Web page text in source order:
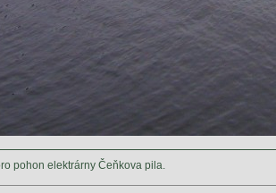
pohon elektrárny Čeňkova pila.